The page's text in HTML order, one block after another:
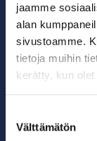
jaamme
alan
sivustoamme.
tietoja muihin
kerätty, kun olet
valinta
Välttämätön
29